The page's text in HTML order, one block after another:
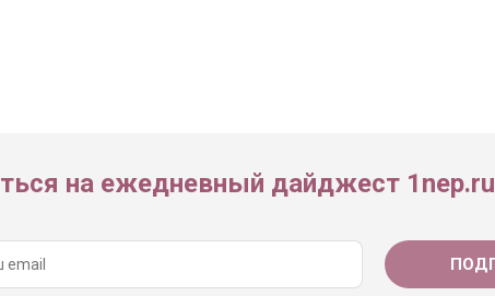
на ежедневный дайджест 1nep.ru